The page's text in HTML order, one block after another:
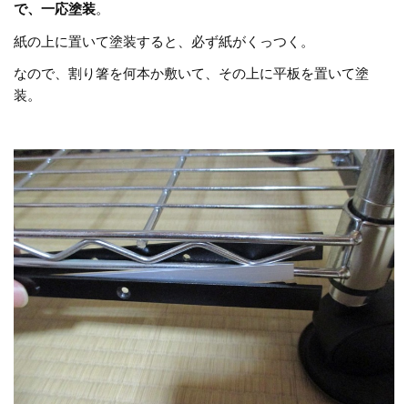
で、一応塗装。
紙の上に置いて塗装すると、必ず紙がくっつく。
なので、割り箸を何本か敷いて、その上に平板を置いて塗
装。